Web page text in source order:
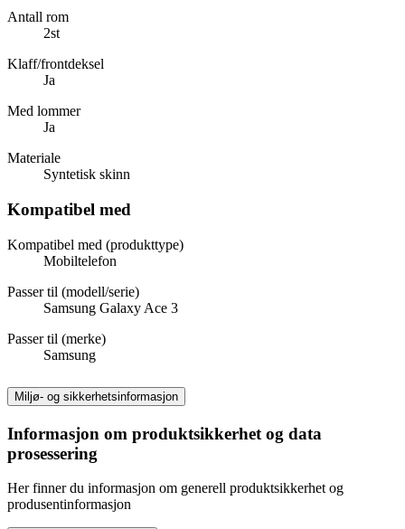
Antall rom
2st
Klaff/frontdeksel
Ja
Med lommer
Ja
Materiale
Syntetisk skinn
Kompatibel med
Kompatibel med (produkttype)
Mobiltelefon
Passer til (modell/serie)
Samsung Galaxy Ace 3
Passer til (merke)
Samsung
Miljø- og sikkerhetsinformasjon
Informasjon om produktsikkerhet og data
prosessering
Her finner du informasjon om generell produktsikkerhet og
produsentinformasjon